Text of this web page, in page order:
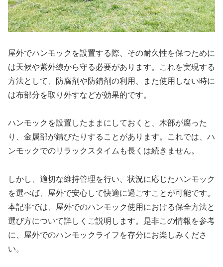
屋外でハンモックを設置する際、その耐久性を保つために
は天候や紫外線から守る必要があります。これを実現する
方法として、防腐剤や防錆剤の利用、また使用しない時に
は布部分を取り外すなどが効果的です。
ハンモックを設置したままにしておくと、木部が腐った
り、金属部が錆びたりすることがあります。これでは、ハ
ンモックでのリラックスタイムも長くは続きません。
しかし、適切な維持管理を行い、状況に応じたハンモック
を選べば、屋外で安心して快適に過ごすことが可能です。
本記事では、屋外でのハンモック使用における保全方法と
選び方について詳しくご説明します。是非この情報を参考
に、屋外でのハンモックライフを存分にお楽しみくださ
い。